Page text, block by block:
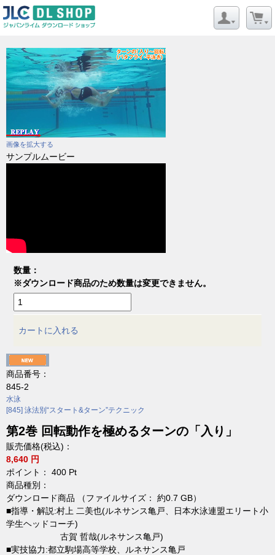
画像を拡大する
サンプルムービー
数量：
※ダウンロード商品のため数量は変更できません。
カートに入れる
商品番号：
845-2
水泳
[845] 泳法別“スタート&ターン”テクニック
第2巻 回転動作を極めるターンの「入り」
販売価格(税込)：
8,640 円
ポイント： 400 Pt
商品種別：
ダウンロード商品 （ファイルサイズ： 約0.7 GB）
■指導・解説:村上 二美也(ルネサンス亀戸、日本水泳連盟エリート小
学生ヘッドコーチ)
古賀 哲哉(ルネサンス亀戸)
■実技協力:都立駒場高等学校、ルネサンス亀戸